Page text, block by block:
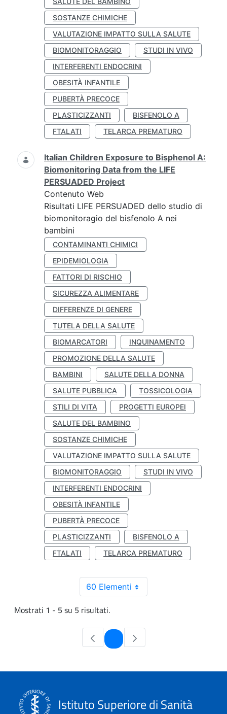
SOSTANZE CHIMICHE
VALUTAZIONE IMPATTO SULLA SALUTE
BIOMONITORAGGIO
STUDI IN VIVO
INTERFERENTI ENDOCRINI
OBESITÀ INFANTILE
PUBERTÀ PRECOCE
PLASTICIZZANTI
BISFENOLO A
FTALATI
TELARCA PREMATURO
Italian Children Exposure to Bisphenol A:
Biomonitoring Data from the LIFE
PERSUADED Project
Contenuto Web
Risultati LIFE PERSUADED dello studio di
biomonitoragio del bisfenolo A nei
bambini
CONTAMINANTI CHIMICI
EPIDEMIOLOGIA
FATTORI DI RISCHIO
SICUREZZA ALIMENTARE
DIFFERENZE DI GENERE
TUTELA DELLA SALUTE
BIOMARCATORI
INQUINAMENTO
PROMOZIONE DELLA SALUTE
BAMBINI
SALUTE DELLA DONNA
SALUTE PUBBLICA
TOSSICOLOGIA
STILI DI VITA
PROGETTI EUROPEI
SALUTE DEL BAMBINO
SOSTANZE CHIMICHE
VALUTAZIONE IMPATTO SULLA SALUTE
BIOMONITORAGGIO
STUDI IN VIVO
INTERFERENTI ENDOCRINI
OBESITÀ INFANTILE
PUBERTÀ PRECOCE
PLASTICIZZANTI
BISFENOLO A
FTALATI
TELARCA PREMATURO
60 Elementi
Mostrati 1 - 5 su 5 risultati.
Pagina
Istituto Superiore di Sanità